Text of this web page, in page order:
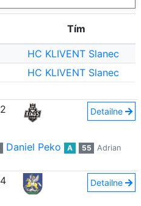
Tím
HC KLIVENT Slanec
HC KLIVENT Slanec
2 Detailne
Daniel Peko A 55
Adrian
4 Detailne